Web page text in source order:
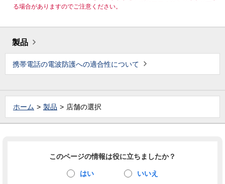
る場合がありますのでご注意ください。
製品
携帯電話の電波防護への適合性について
ホーム 製品 店舗の選択
このページの情報は役に立ちましたか？
はい いいえ